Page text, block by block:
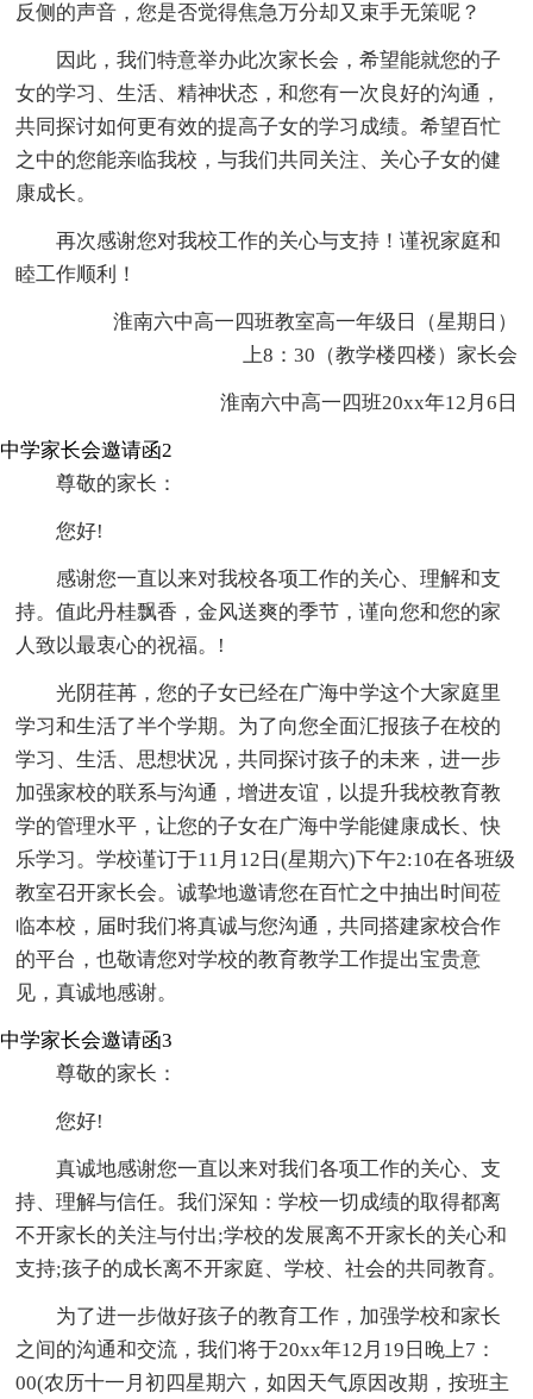
反侧的声音，您是否觉得焦急万分却又束手无策呢？
因此，我们特意举办此次家长会，希望能就您的子
女的学习、生活、精神状态，和您有一次良好的沟通，
共同探讨如何更有效的提高子女的学习成绩。希望百忙
之中的您能亲临我校，与我们共同关注、关心子女的健
康成长。
再次感谢您对我校工作的关心与支持！谨祝家庭和
睦工作顺利！
淮南六中高一四班教室高一年级日（星期日）
上8：30（教学楼四楼）家长会
淮南六中高一四班20xx年12月6日
中学家长会邀请函2
尊敬的家长：
您好!
感谢您一直以来对我校各项工作的关心、理解和支
持。值此丹桂飘香，金风送爽的季节，谨向您和您的家
人致以最衷心的祝福。!
光阴荏苒，您的子女已经在广海中学这个大家庭里
学习和生活了半个学期。为了向您全面汇报孩子在校的
学习、生活、思想状况，共同探讨孩子的未来，进一步
加强家校的联系与沟通，增进友谊，以提升我校教育教
学的管理水平，让您的子女在广海中学能健康成长、快
乐学习。学校谨订于11月12日(星期六)下午2:10在各班级
教室召开家长会。诚挚地邀请您在百忙之中抽出时间莅
临本校，届时我们将真诚与您沟通，共同搭建家校合作
的平台，也敬请您对学校的教育教学工作提出宝贵意
见，真诚地感谢。
中学家长会邀请函3
尊敬的家长：
您好!
真诚地感谢您一直以来对我们各项工作的关心、支
持、理解与信任。我们深知：学校一切成绩的取得都离
不开家长的关注与付出;学校的发展离不开家长的关心和
支持;孩子的成长离不开家庭、学校、社会的共同教育。
为了进一步做好孩子的教育工作，加强学校和家长
之间的沟通和交流，我们将于20xx年12月19日晚上7：
00(农历十一月初四星期六，如因天气原因改期，按班主